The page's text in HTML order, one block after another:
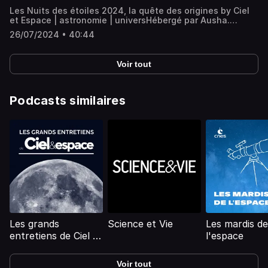
Hébergé par Ausha. Visitez ausha.co/politique-de-
confidentialite pour plus d'informations.
Nicolas Franco.Hébergé par Ausha. Visitez
ausha.co/politique-de-confidentialite pour plus
d'informations.
Les Nuits des étoiles 2024, la quête des origines by Ciel
et Espace | astronomie | universHébergé par Ausha.
Visitez ausha.co/politique-de-confidentialite pour plus
d'informations.
26/07/2024 • 40:44
Voir tout
Podcasts similaires
Les grands
entretiens de Ciel &
Science et Vie
Les mardis de
l'espace
Voir tout